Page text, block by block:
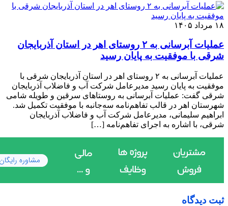
۱۸ مرداد ۱۴۰۵
عملیات آبرسانی به ۲ روستای اهر در استان آذربایجان
شرقی با موفقیت به پایان رسید
عملیات آبرسانی به ۲ روستای اهر در استان آذربایجان شرقی با
موفقیت به پایان رسید مدیرعامل شرکت آب و فاضلاب آذربایجان
شرقی گفت: عملیات آبرسانی به روستاهای سرقین و طویله شامی
شهرستان اهر در قالب تفاهم‌نامه سه‌جانبه با موفقیت تکمیل شد.
ابراهیم سلیمانی، مدیرعامل شرکت آب و فاضلاب آذربایجان
شرقی، با اشاره به اجرای تفاهم‌نامه […]
ثبت دیدگاه